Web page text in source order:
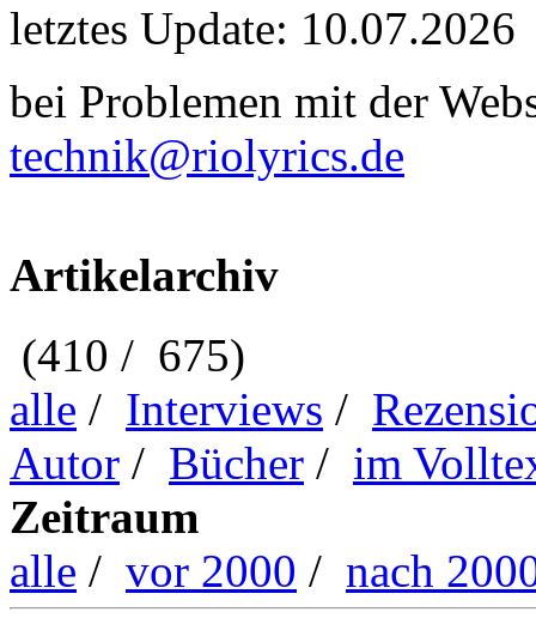
letztes Update: 10.07.2026
bei Problemen mit der
technik@riolyrics.de
Artikelarchiv
(410 / 675)
alle / Interviews /
Autor / Bücher / im
Zeitraum
alle / vor 2000 / nach